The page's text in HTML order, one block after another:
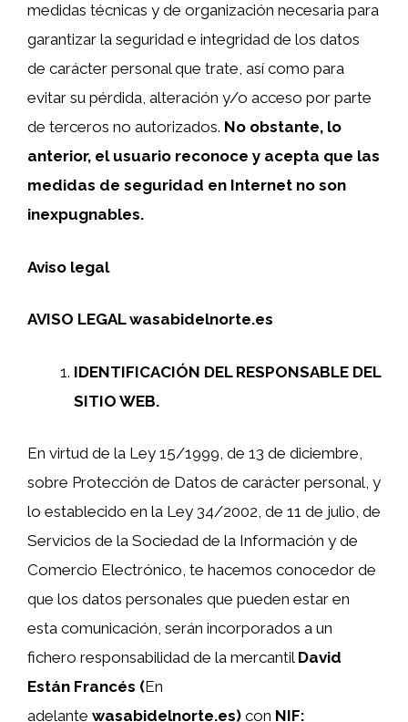
medidas técnicas y de organización necesaria para
garantizar la seguridad e integridad de los datos
de carácter personal que trate, así como para
evitar su pérdida, alteración y/o acceso por parte
de terceros no autorizados. No obstante, lo
anterior, el usuario reconoce y acepta que las
medidas de seguridad en Internet no son
inexpugnables.
Aviso legal
AVISO LEGAL wasabidelnorte.es
IDENTIFICACIÓN DEL RESPONSABLE DEL
SITIO WEB.
En virtud de la Ley 15/1999, de 13 de diciembre,
sobre Protección de Datos de carácter personal, y
lo establecido en la Ley 34/2002, de 11 de julio, de
Servicios de la Sociedad de la Información y de
Comercio Electrónico, te hacemos conocedor de
que los datos personales que pueden estar en
esta comunicación, serán incorporados a un
fichero responsabilidad de la mercantil David
Están Francés (En
adelante wasabidelnorte.es) con NIF: